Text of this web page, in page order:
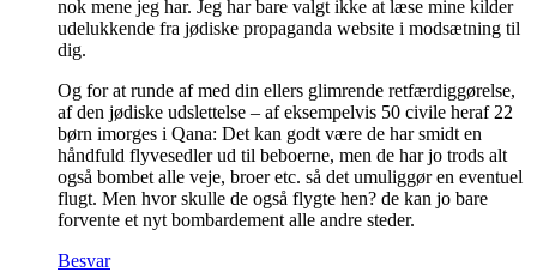
nok mene jeg har. Jeg har bare valgt ikke at læse mine kilder
udelukkende fra jødiske propaganda website i modsætning til
dig.
Og for at runde af med din ellers glimrende retfærdiggørelse,
af den jødiske udslettelse – af eksempelvis 50 civile heraf 22
børn imorges i Qana: Det kan godt være de har smidt en
håndfuld flyvesedler ud til beboerne, men de har jo trods alt
også bombet alle veje, broer etc. så det umuliggør en eventuel
flugt. Men hvor skulle de også flygte hen? de kan jo bare
forvente et nyt bombardement alle andre steder.
Besvar